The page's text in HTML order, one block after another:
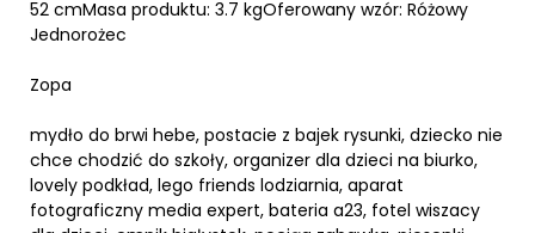
52 cmMasa produktu: 3.7 kgOferowany wzór: Różowy
Jednorożec
Zopa
mydło do brwi hebe, postacie z bajek rysunki, dziecko nie
chce chodzić do szkoły, organizer dla dzieci na biurko,
lovely podkład, lego friends lodziarnia, aparat
fotograficzny media expert, bateria a23, fotel wiszacy